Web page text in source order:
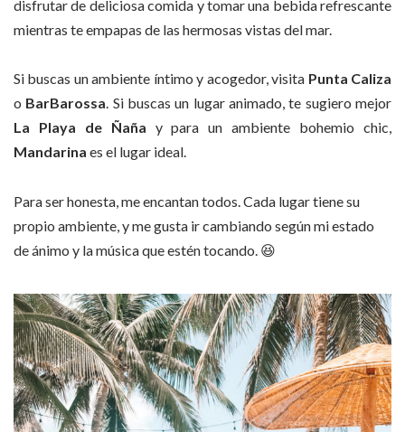
disfrutar de deliciosa comida y tomar una bebida refrescante
mientras te empapas de las hermosas vistas del mar.
Si buscas un ambiente íntimo y acogedor, visita Punta Caliza
o BarBarossa. Si buscas un lugar animado, te sugiero mejor
La Playa de Ñaña y para un ambiente bohemio chic,
Mandarina es el lugar ideal.
Para ser honesta, me encantan todos. Cada lugar tiene su
propio ambiente, y me gusta ir cambiando según mi estado
de ánimo y la música que estén tocando. 😆